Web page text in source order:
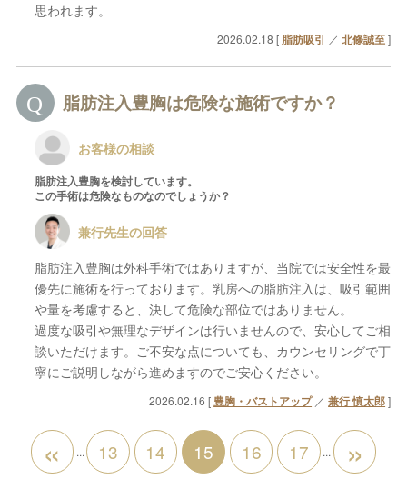
思われます。
2026.02.18 [ 脂肪吸引 ／北條誠至]
脂肪注入豊胸は危険な施術ですか？
お客様の相談
脂肪注入豊胸を検討しています。
この手術は危険なものなのでしょうか？
兼行先生の回答
脂肪注入豊胸は外科手術ではありますが、当院では安全性を最
優先に施術を行っております。乳房への脂肪注入は、吸引範囲
や量を考慮すると、決して危険な部位ではありません。
過度な吸引や無理なデザインは行いませんので、安心してご相
談いただけます。ご不安な点についても、カウンセリングで丁
寧にご説明しながら進めますのでご安心ください。
2026.02.16 [豊胸・バストアップ／兼行 慎太郎]
« ... 13 14 15 16 17 ... »